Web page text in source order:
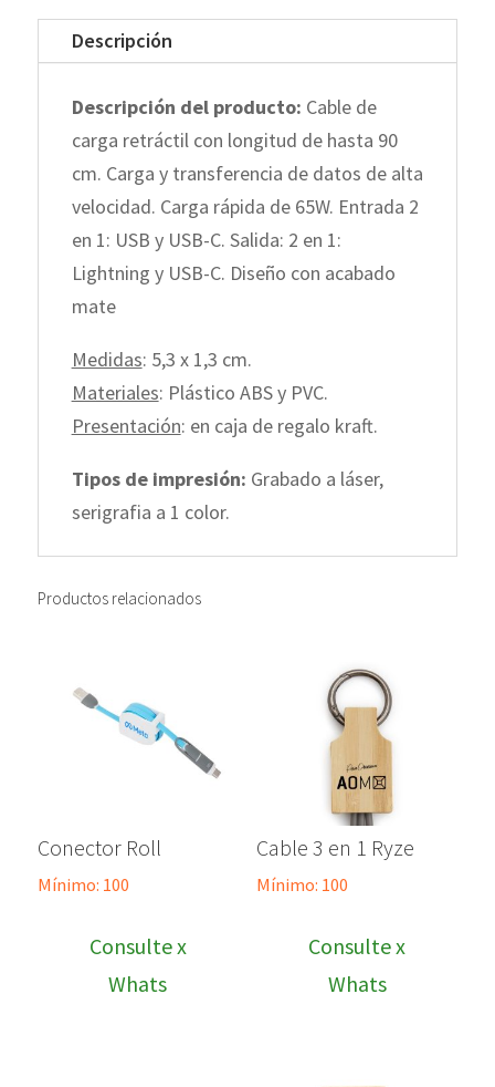
cantidad
Descripción
Descripción del producto: Cable de
carga retráctil con longitud de hasta 90
cm. Carga y transferencia de datos de alta
velocidad. Carga rápida de 65W. Entrada 2
en 1: USB y USB-C. Salida: 2 en 1:
Lightning y USB-C. Diseño con acabado
mate
Medidas: 5,3 x 1,3 cm.
Materiales: Plástico ABS y PVC.
Presentación: en caja de regalo kraft.
Tipos de impresión: Grabado a láser,
serigrafia a 1 color.
Productos relacionados
Conector Roll
Mínimo: 100
Consulte x
Whats
Cable 3 en 1 Ryze
Mínimo: 100
Consulte x
Whats